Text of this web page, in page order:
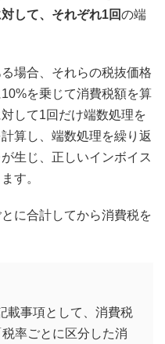
して、それぞれ1回の端
場合、それらの税抜価格
を乗じて消費税額を算
して1回だけ端数処理を
算し、端数処理を繰り返
生じ、正しいインボイス
す。
とに合計してから消費税を
載事項として、消費税
率ごとに区分した消